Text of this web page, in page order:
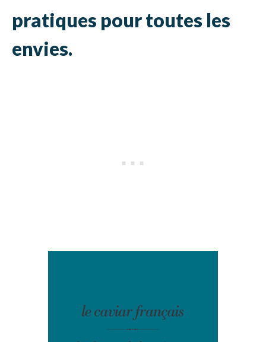
pratiques pour toutes les
envies.